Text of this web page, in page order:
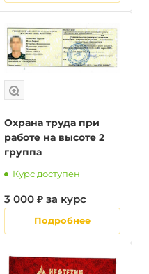
Охрана труда при
работе на высоте 2
группа
Курс доступен
3 000 ₽ за курс
Подробнее